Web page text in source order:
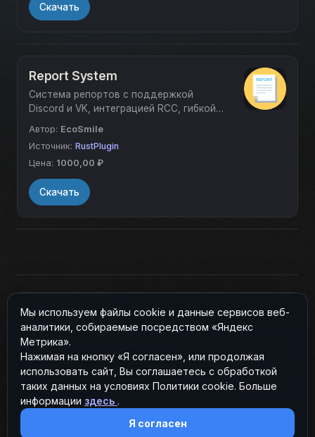
Скачать
Report System
Система репортов с поддержкой
Discord и VK, интеграцией RCC, гибкой
прав доступа для модераторов и
администраторов.
Автор: EcoSmile
Источник: RustPlugin
Цена: 1000,00 ₽
Скачать
Прошлая страница
Следующая страница
Скины
Мы используем файлы cookie и данные сервисов веб-
аналитики, собираемые посредством «Яндекс
Метрика».
Нажимая на кнопку «Я согласен», или продолжая
использовать сайт, Вы соглашаетесь с обработкой
таких данных на условиях Политики cookie. Больше
информации здесь .
Я согласен